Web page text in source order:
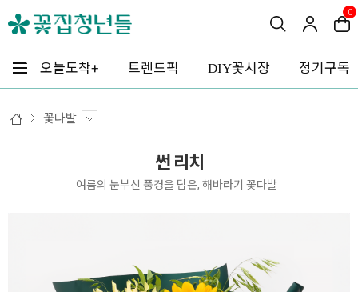
0
오늘도착+ 트렌드픽 DIY꽃시장 정기구독
꽃다발
썬 리치
여름의 눈부신 풍경을 담은, 해바라기 꽃다발